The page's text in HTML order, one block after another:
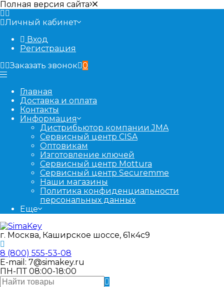
Полная версия сайта
Личный кабинет
Вход
Регистрация
Заказать звонок 0
Главная
Доставка и оплата
Контакты
Информация
Дистрибьютор компании JMA
Сервисный центр CISA
Оптовикам
Изготовление ключей
Сервисный центр Mottura
Сервисный центр Securemme
Наши магазины
Политика конфиденциальности
персональных данных
Еще
г. Москва, Каширское шоссе, 61к4с9
8 (800) 555-53-08
E-mail: 7@simakey.ru
ПН-ПТ 08:00-18:00